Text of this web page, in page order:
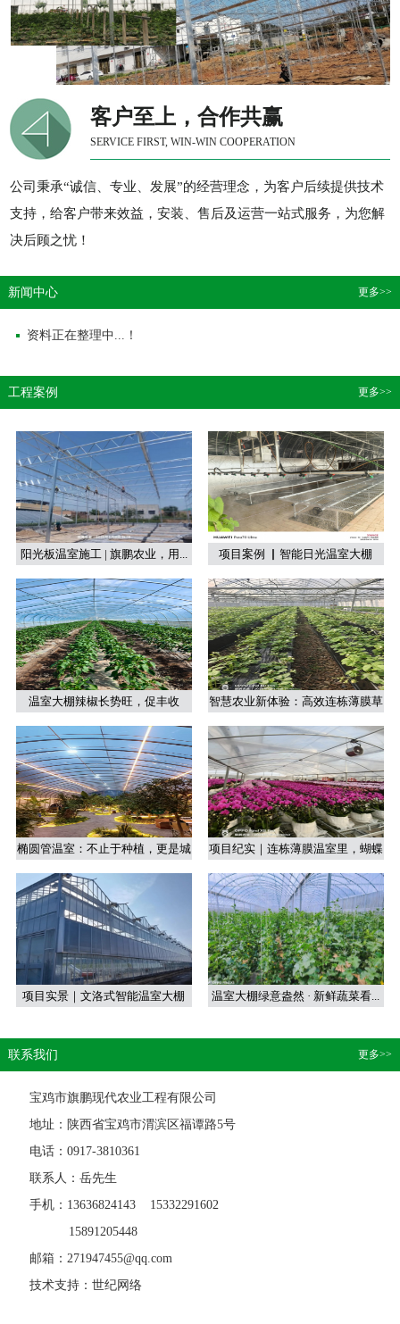
客户至上，合作共赢
SERVICE FIRST, WIN-WIN COOPERATION
公司秉承“诚信、专业、发展”的经营理念，为客户后续提供技术
支持，给客户带来效益，安装、售后及运营一站式服务，为您解
决后顾之忧！
新闻中心 更多>>
资料正在整理中...！
工程案例 更多>>
阳光板温室施工 | 旗鹏农业，用... 项目案例 ▏智能日光温室大棚
温室大棚辣椒长势旺，促丰收
智慧农业新体验：高效连栋薄膜草
莓...
椭圆管温室：不止于种植，更是城
市...
项目纪实｜连栋薄膜温室里，蝴蝶
兰...
项目实景｜文洛式智能温室大棚 温室大棚绿意盎然 · 新鲜蔬菜看...
联系我们 更多>>
宝鸡市旗鹏现代农业工程有限公司
地址：陕西省宝鸡市渭滨区福谭路5号
电话：0917-3810361
联系人：岳先生
手机：13636824143 15332291602
15891205448
邮箱：271947455@qq.com
技术支持：世纪网络